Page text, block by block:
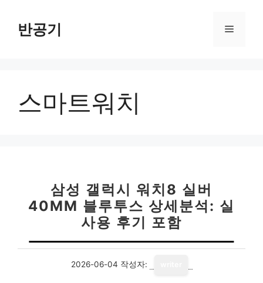
반공기 메
스마트워치
삼성 갤럭시 워치8 실버
40MM 블루투스 상세분석: 실
사용 후기 포함
2026-06-04 작성자: